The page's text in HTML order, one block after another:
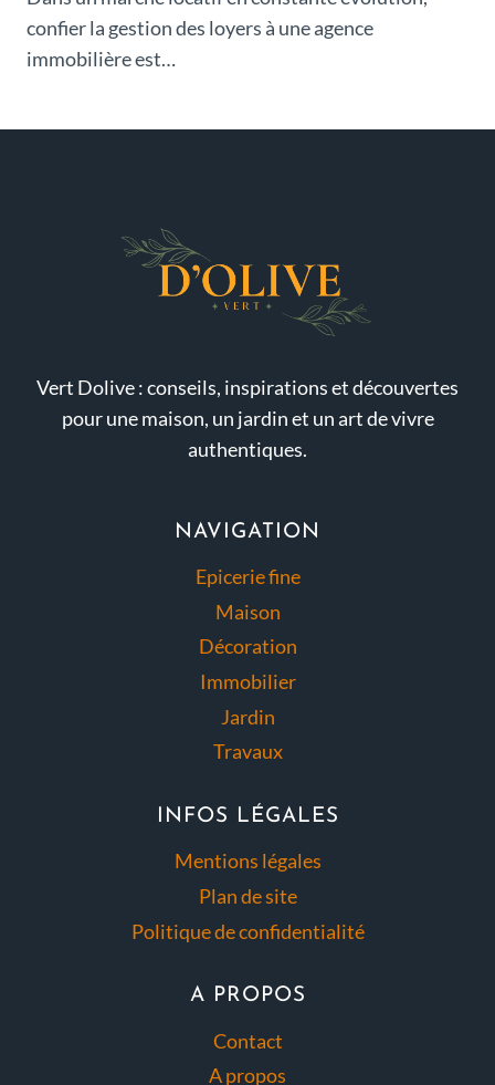
confier la gestion des loyers à une agence
immobilière est…
Vert Dolive : conseils, inspirations et découvertes
pour une maison, un jardin et un art de vivre
authentiques.
NAVIGATION
Epicerie fine
Maison
Décoration
Immobilier
Jardin
Travaux
INFOS LÉGALES
Mentions légales
Plan de site
Politique de confidentialité
A PROPOS
Contact
A propos